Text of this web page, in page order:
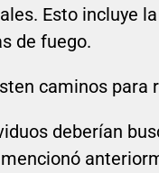
Esto incluye
de fuego.
caminos para
deberían